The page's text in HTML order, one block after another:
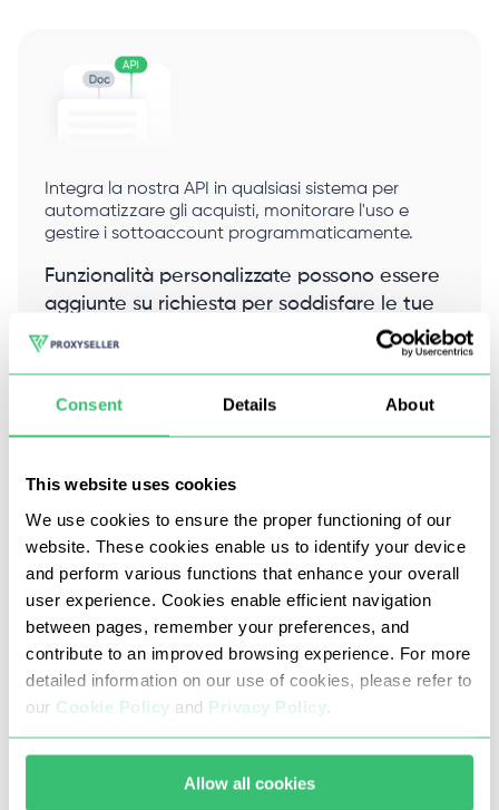
Consent Details About
This website uses cookies
We use cookies to ensure the proper functioning of our
website. These cookies enable us to identify your device
and perform various functions that enhance your overall
user experience. Cookies enable efficient navigation
between pages, remember your preferences, and
contribute to an improved browsing experience. For more
detailed information on our use of cookies, please refer to
our Cookie Policy and Privacy Policy
Allow all cookies
Integra la nostra API in qualsiasi sistema per
automatizzare gli acquisti, monitorare l'uso e
gestire i sottoaccount programmaticamente.
Funzionalità personalizzate possono essere
aggiunte su richiesta per soddisfare le tue
esigenze.
Documentazione
Cosa dicono i nostri clienti
Fidato da oltre 185.000 utenti in tutto il mondo
10000 +
recensioni dai clienti